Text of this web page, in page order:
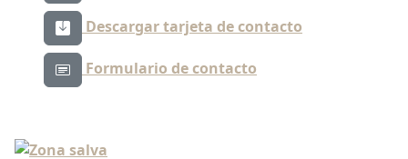
Descargar tarjeta de contacto
Formulario de contacto